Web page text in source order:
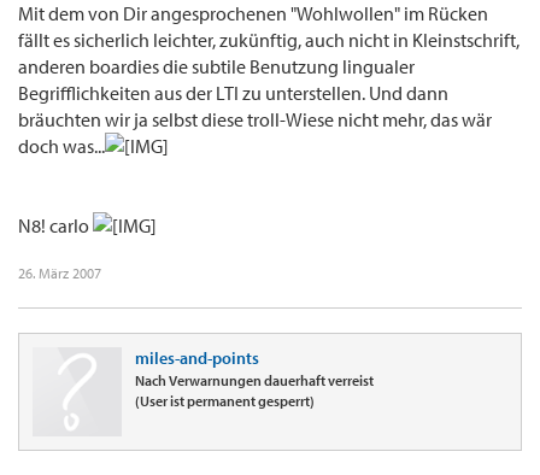
Mit dem von Dir angesprochenen "Wohlwollen" im Rücken
fällt es sicherlich leichter, zukünftig, auch nicht in Kleinstschrift,
anderen boardies die subtile Benutzung lingualer
Begrifflichkeiten aus der LTI zu unterstellen. Und dann
bräuchten wir ja selbst diese troll-Wiese nicht mehr, das wär
doch was...
N8! carlo
26. März 2007
miles-and-points
Nach Verwarnungen dauerhaft verreist
(User ist permanent gesperrt)